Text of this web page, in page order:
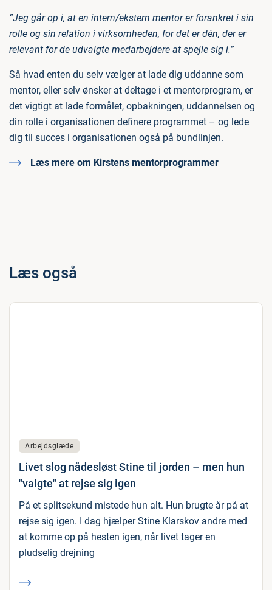
”Jeg går op i, at en intern/ekstern mentor er forankret i sin
rolle og sin relation i virksomheden, for det er dén, der er
relevant for de udvalgte medarbejdere at spejle sig i.”
Så hvad enten du selv vælger at lade dig uddanne som
mentor, eller selv ønsker at deltage i et mentorprogram, er
det vigtigt at lade formålet, opbakningen, uddannelsen og
din rolle i organisationen definere programmet – og lede
dig til succes i organisationen også på bundlinjen.
Læs mere om Kirstens mentorprogrammer
Læs også
Arbejdsglæde
Livet slog nådesløst Stine til jorden – men hun
"valgte" at rejse sig igen
På et splitsekund mistede hun alt. Hun brugte år på at
rejse sig igen. I dag hjælper Stine Klarskov andre med
at komme op på hesten igen, når livet tager en
pludselig drejning